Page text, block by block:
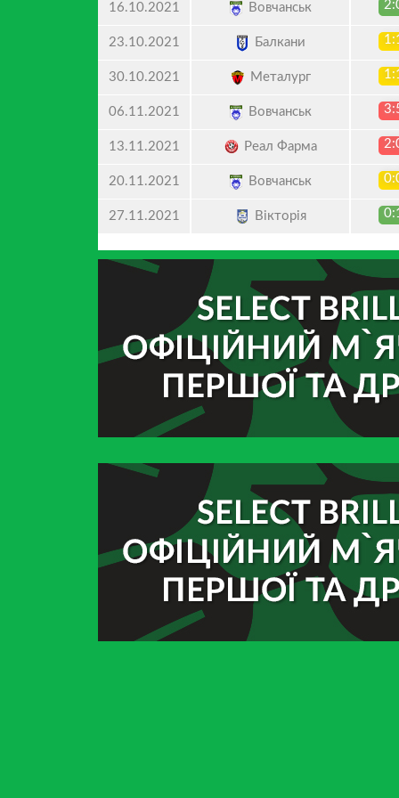
16.10.2021 Вовчанськ
23.10.2021 Балкани
30.10.2021 Металург
06.11.2021 Вовчанськ
13.11.2021 Реал Фарма
20.11.2021 Вовчанськ
27.11.2021 Вікторія